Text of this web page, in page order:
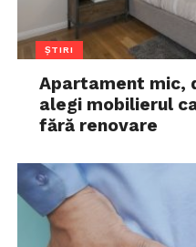
ȘTIRI
Apartament mic,
alegi mobilierul
fără renovare